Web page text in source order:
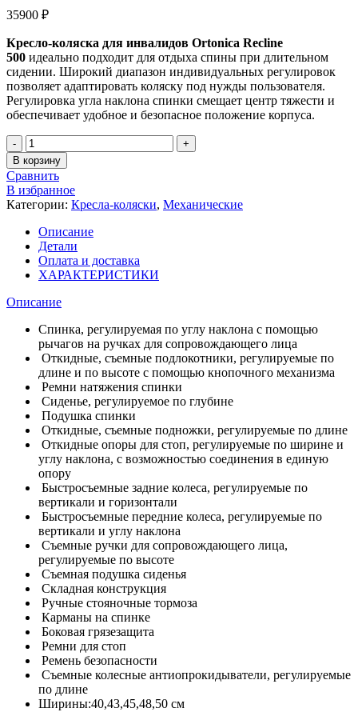
35900 ₽
Кресло-коляска для инвалидов Ortonica Recline
500 идеально подходит для отдыха спины при длительном
сидении. Широкий диапазон индивидуальных регулировок
позволяет адаптировать коляску под нужды пользователя.
Регулировка угла наклона спинки смещает центр тяжести и
обеспечивает удобное и безопасное положение корпуса.
Количество
товара
Механическая
коляска
Ortonica
Recline
500
В корзину
Сравнить
В избранное
Категории: Кресла-коляски, Механические
Описание
Детали
Оплата и доставка
ХАРАКТЕРИСТИКИ
Описание
Спинка, регулируемая по углу наклона с помощью
рычагов на ручках для сопровождающего лица
Откидные, съемные подлокотники, регулируемые по
длине и по высоте с помощью кнопочного механизма
Ремни натяжения спинки
Сиденье, регулируемое по глубине
Подушка спинки
Откидные, съемные подножки, регулируемые по длине
Откидные опоры для стоп, регулируемые по ширине и
углу наклона, с возможностью соединения в единую
опору
Быстросъемные задние колеса, регулируемые по
вертикали и горизонтали
Быстросъемные передние колеса, регулируемые по
вертикали и углу наклона
Съемные ручки для сопровождающего лица,
регулируемые по высоте
Съемная подушка сиденья
Складная конструкция
Ручные стояночные тормоза
Карманы на спинке
Боковая грязезащита
Ремни для стоп
Ремень безопасности
Съемные колесные антиопрокидыватели, регулируемые
по длине
Ширины:40,43,45,48,50 см